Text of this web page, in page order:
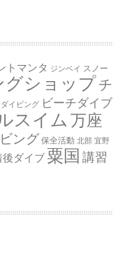
トマンタ ジンベイ スノー
グショップチ
イビング ビーチダイブ
スイム 万座
ング 保全活動 北部 宜野
後ダイブ 粟国 講習